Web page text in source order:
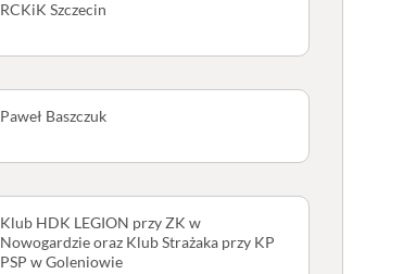
RCKiK Szczecin
Paweł Baszczuk
Klub HDK LEGION przy ZK w
Nowogardzie oraz Klub Strażaka przy KP
PSP w Goleniowie